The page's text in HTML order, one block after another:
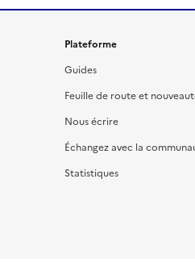
Plateforme
Guides
Feuille de route et
Nous écrire
Échangez avec la
Statistiques